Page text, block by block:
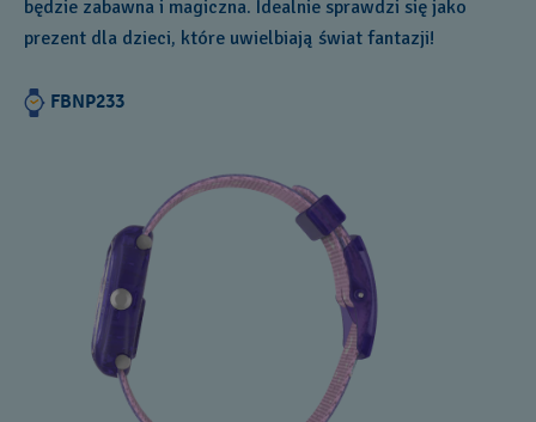
będzie zabawna i magiczna. Idealnie sprawdzi się jako
prezent dla dzieci, które uwielbiają świat fantazji!
FBNP233